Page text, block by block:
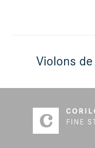
Violons